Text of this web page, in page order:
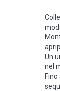
Un
nel